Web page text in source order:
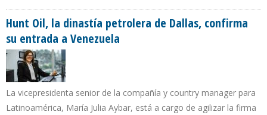
Hunt Oil, la dinastía petrolera de Dallas, confirma
su entrada a Venezuela
La vicepresidenta senior de la compañía y country manager para
Latinoamérica, María Julia Aybar, está a cargo de agilizar la firma